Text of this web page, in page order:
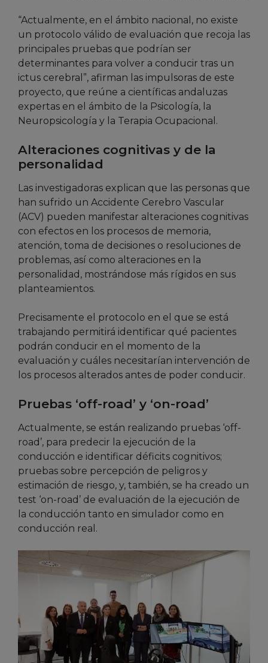
“Actualmente, en el ámbito nacional, no existe
un protocolo válido de evaluación que recoja las
principales pruebas que podrían ser
determinantes para volver a conducir tras un
ictus cerebral”, afirman las impulsoras de este
proyecto, que reúne a científicas andaluzas
expertas en el ámbito de la Psicología, la
Neuropsicología y la Terapia Ocupacional.
Alteraciones cognitivas y de la
personalidad
Las investigadoras explican que las personas que
han sufrido un Accidente Cerebro Vascular
(ACV) pueden manifestar alteraciones cognitivas
con efectos en los procesos de memoria,
atención, toma de decisiones o resoluciones de
problemas, así como alteraciones en la
personalidad, mostrándose más rígidos en sus
planteamientos.
Precisamente el protocolo en el que se está
trabajando permitirá identificar qué pacientes
podrán conducir en el momento de la
evaluación y cuáles necesitarían intervención de
los procesos alterados antes de poder conducir.
Pruebas ‘off-road’ y ‘on-road’
Actualmente, se están realizando pruebas ‘off-
road’, para predecir la ejecución de la
conducción e identificar déficits cognitivos;
pruebas sobre percepción de peligros y
estimación de riesgo, y, también, se ha creado un
test ‘on-road’ de evaluación de la ejecución de
la conducción tanto en simulador como en
conducción real.